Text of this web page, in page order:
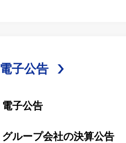
電⼦公告
電⼦公告
グループ会社の決算公告